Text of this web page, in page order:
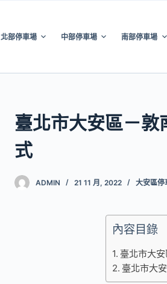
北部停車場 中部停車場 南部停車場
臺北市大安區－敦
式
ADMIN 21 11 月, 2022 大安區停
內容目錄
臺北市大
臺北市大